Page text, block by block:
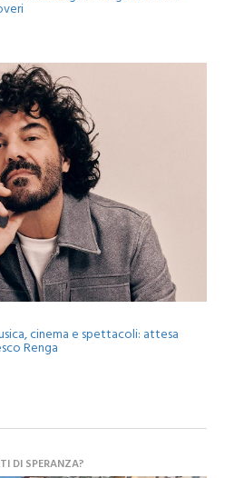
cinema e spettacoli: attesa
Renga